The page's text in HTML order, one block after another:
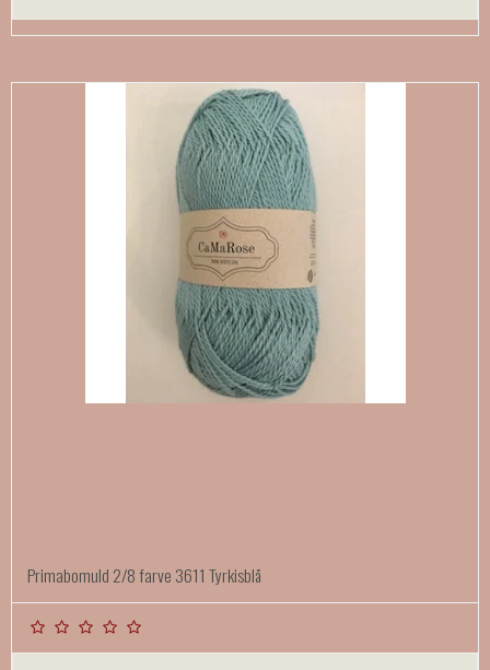
Primabomuld 2/8 farve 3611 Tyrkisblå